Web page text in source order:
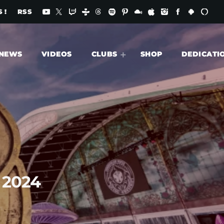
! RSS
VIDEOS CLUBS SHOP